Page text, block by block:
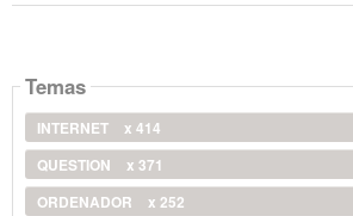
Temas
INTERNET
x 414
QUESTION
x 371
ORDENADOR
x 252